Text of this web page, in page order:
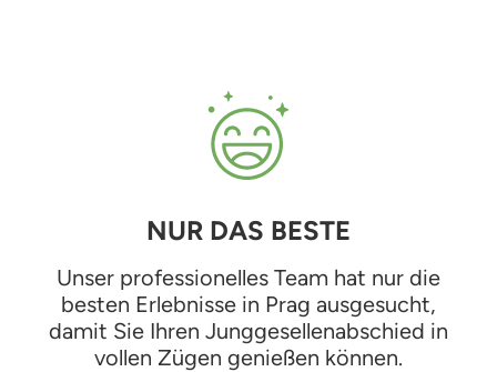
NUR DAS BESTE
Unser professionelles Team hat nur die
besten Erlebnisse in Prag ausgesucht,
damit Sie Ihren Junggesellenabschied in
vollen Zügen genießen können.